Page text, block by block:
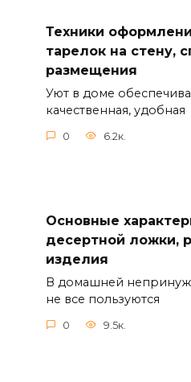
Техники
тарелок на стену,
размещения
Уют в доме
качественная, удобная
0 6.2к.
Основные
десертной ложки,
изделия
В домашней
не все пользуются
0 9.5к.